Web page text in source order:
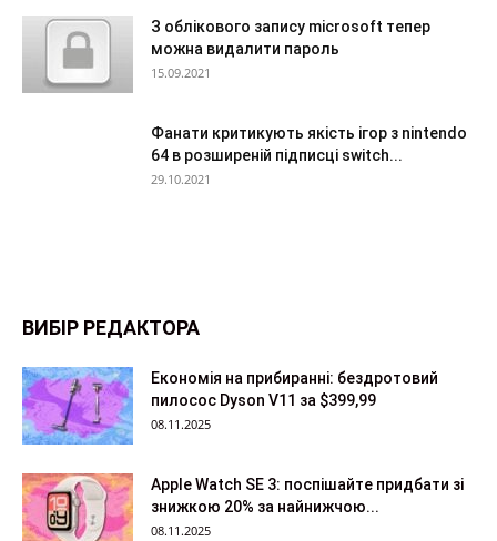
З облікового запису microsoft тепер
можна видалити пароль
15.09.2021
Фанати критикують якість ігор з nintendo
64 в розширеній підписці switch...
29.10.2021
ВИБІР РЕДАКТОРА
Економія на прибиранні: бездротовий
пилосос Dyson V11 за $399,99
08.11.2025
Apple Watch SE 3: поспішайте придбати зі
знижкою 20% за найнижчою...
08.11.2025